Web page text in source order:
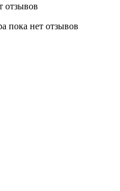
отзывов
пока нет отзывов